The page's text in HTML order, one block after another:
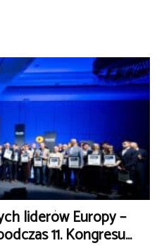
liderów Europy –
11. Kongresu...